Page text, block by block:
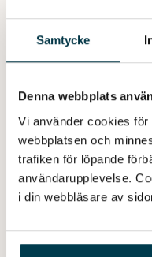
Samtycke
Denna webbplats
Vi använder cookies
webbplatsen och
trafiken för löpande
användarupplevelse.
i din webbläsare av
en minneslund, men
av den avlidne finnas i
smyckningsplats finns
Askgravplats –
askor och liknar
bemärkelsen att inget
Skillnaden är att graven